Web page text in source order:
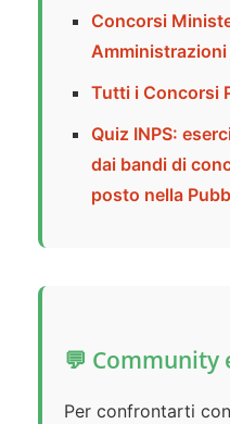
Concorsi
Tutti i Concorsi
Quiz INPS:
dai bandi di
posto nella
💬 Community
Per confrontarti